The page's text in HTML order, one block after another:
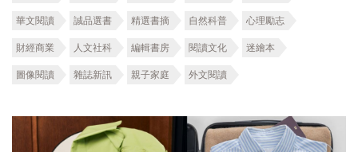
華文閱讀 誠品選書 精選書摘 自然科普 心理勵志
財經商業 人文社科 編輯書房 閱讀文化 迷繪本
圖像閱讀 雜誌新訊 親子家庭 外文閱讀